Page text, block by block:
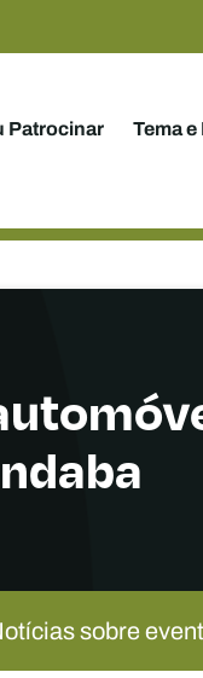
Patrocinar Tema
sobre